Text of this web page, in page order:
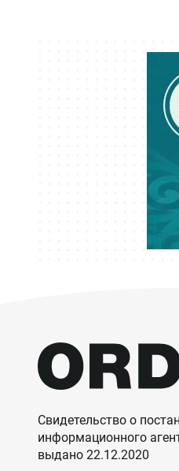
Свидетельство о
информационного
выдано 22.12.2020